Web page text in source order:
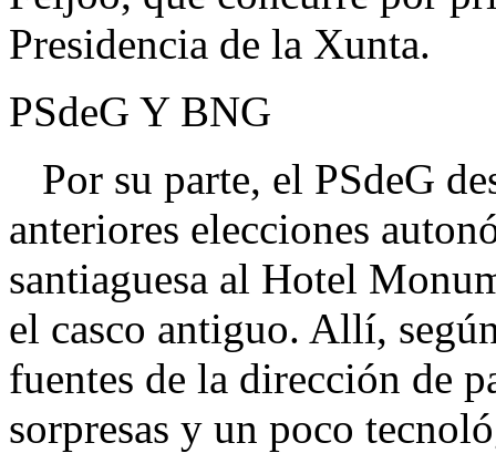
Presidencia de la Xunta.
PSdeG Y BNG
Por su parte, el PSdeG
anteriores elecciones
santiaguesa al Hotel
el casco antiguo. Allí,
fuentes de la dirección de
sorpresas y un poco